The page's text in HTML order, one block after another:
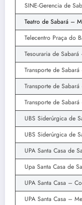
SINE-Gerencia de
Teatro de Sabará –
Telecentro Praça do
Tesouraria de
Transporte de
Transporte de
Transporte de
UBS Siderúrgica de
UBS Siderúrgica de
UPA Santa Casa de
Upa Santa Casa de
UPA Santa Casa –
UPA Santa Casa –